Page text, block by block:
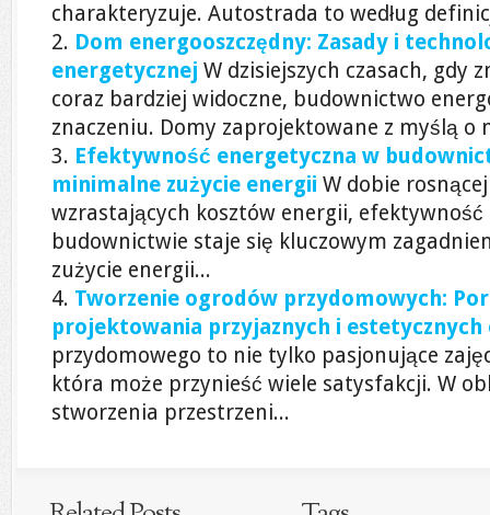
charakteryzuje. Autostrada to według
Dom energooszczędny: Zasady i
energetycznej W dzisiejszych czasach, gdy
coraz bardziej widoczne, budownictwo
znaczeniu. Domy zaprojektowane z myślą o
Efektywność energetyczna w
minimalne zużycie energii W dobie
wzrastających kosztów energii, efektywność
budownictwie staje się kluczowym
zużycie energii...
Tworzenie ogrodów przydomowych:
projektowania przyjaznych i
przydomowego to nie tylko pasjonujące
która może przynieść wiele satysfakcji. W
stworzenia przestrzeni...